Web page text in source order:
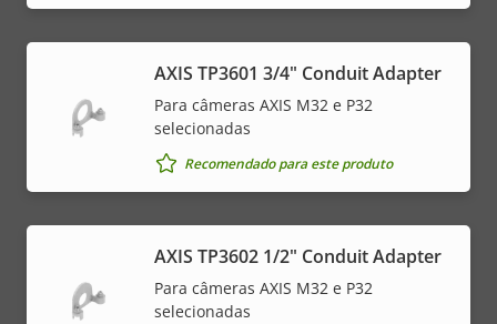
AXIS TP3601 3/4" Conduit Adapter
Para câmeras AXIS M32 e P32
selecionadas
Recomendado para este produto
AXIS TP3602 1/2" Conduit Adapter
Para câmeras AXIS M32 e P32
selecionadas